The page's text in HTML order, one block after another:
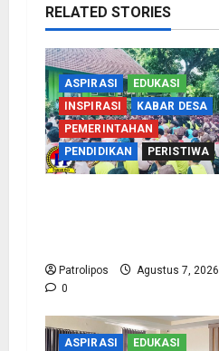
RELATED STORIES
ASPIRASI
EDUKASI
INSPIRASI
KABAR DESA
PEMERINTAHAN
PENDIDIKAN
PERISTIWA
Patrolipos
Agustus 7, 2026
0
ASPIRASI
EDUKASI